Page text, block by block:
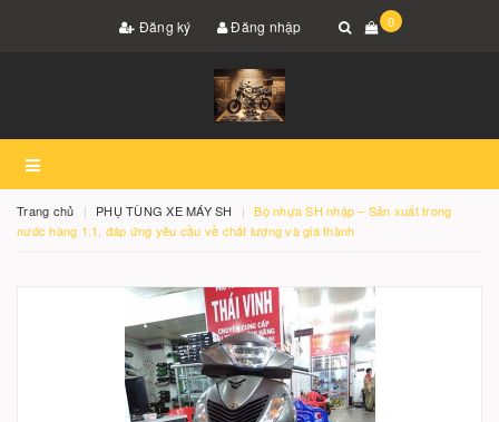
Đăng ký Đăng nhập 0
Trang chủ PHỤ TÙNG XE MÁY SH
Bộ nhựa SH nhập – Sản xuất trong
nước hàng 1.1, đáp ứng yêu cầu về chất lượng và giá thành